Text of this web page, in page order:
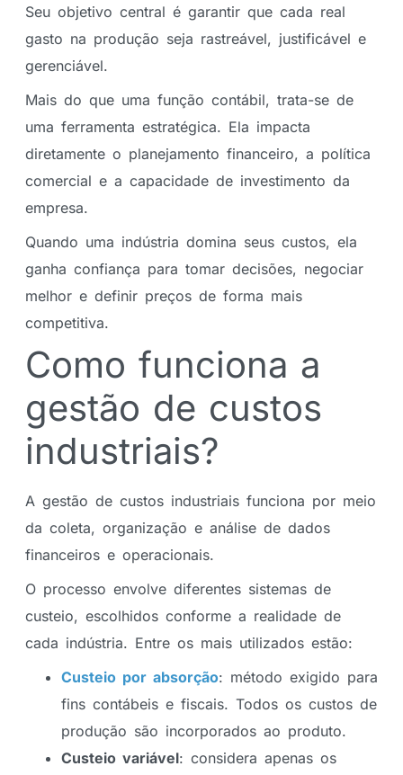
Seu objetivo central é garantir que cada real
gasto na produção seja rastreável, justificável e
gerenciável.
Mais do que uma função contábil, trata-se de
uma ferramenta estratégica. Ela impacta
diretamente o planejamento financeiro, a política
comercial e a capacidade de investimento da
empresa.
Quando uma indústria domina seus custos, ela
ganha confiança para tomar decisões, negociar
melhor e definir preços de forma mais
competitiva.
Como funciona a
gestão de custos
industriais?
A gestão de custos industriais funciona por meio
da coleta, organização e análise de dados
financeiros e operacionais.
O processo envolve diferentes sistemas de
custeio, escolhidos conforme a realidade de
cada indústria. Entre os mais utilizados estão:
Custeio por absorção: método exigido para
fins contábeis e fiscais. Todos os custos de
produção são incorporados ao produto.
Custeio variável: considera apenas os